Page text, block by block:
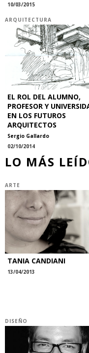
10/03/2015
ARQUITECTURA
EL ROL DEL ALUMNO,
PROFESOR Y
EN LOS FUTUROS
ARQUITECTOS
Sergio Gallardo
02/10/2014
LO MÁS
ARTE
TANIA CANDIANI
13/04/2013
DISEÑO